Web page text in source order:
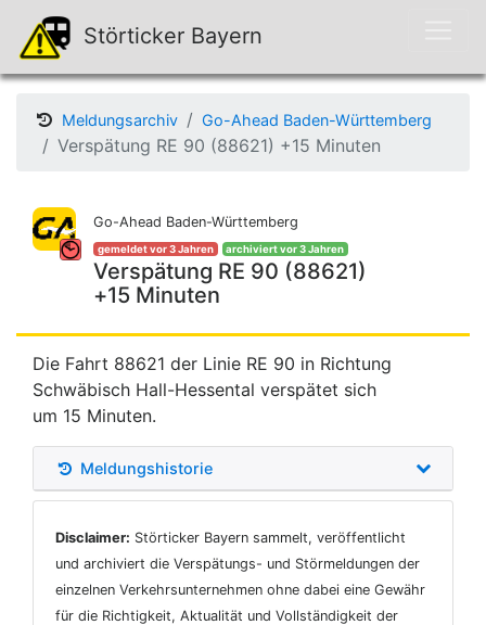
Störticker Bayern
Meldungsarchiv Go-Ahead Baden-Württemberg
Verspätung RE 90 (88621) +15 Minuten
Go-Ahead Baden-Württemberg
gemeldet vor 3 Jahren archiviert vor 3 Jahren
Verspätung RE 90 (88621)
+15 Minuten
Die Fahrt 88621 der Linie RE 90 in Richtung
Schwäbisch Hall-Hessental verspätet sich
um 15 Minuten.
Meldungshistorie
Disclaimer: Störticker Bayern sammelt, veröffentlicht
und archiviert die Verspätungs- und Störmeldungen der
einzelnen Verkehrsunternehmen ohne dabei eine Gewähr
für die Richtigkeit, Aktualität und Vollständigkeit der